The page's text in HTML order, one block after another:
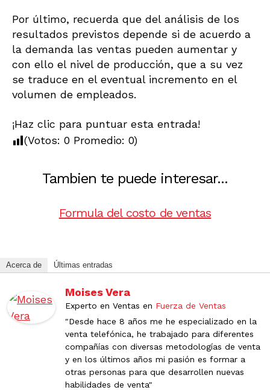
Por último, recuerda que del análisis de los
resultados previstos depende si de acuerdo a
la demanda las ventas pueden aumentar y
con ello el nivel de producción, que a su vez
se traduce en el eventual incremento en el
volumen de empleados.
¡Haz clic para puntuar esta entrada!
(Votos: 0 Promedio: 0)
Tambien te puede interesar...
Formula del costo de ventas
Acerca de Últimas entradas
Moises Vera
Experto en Ventas en Fuerza de Ventas
"Desde hace 8 años me he especializado en la
venta telefónica, he trabajado para diferentes
compañías con diversas metodologías de venta
y en los últimos años mi pasión es formar a
otras personas para que desarrollen nuevas
habilidades de venta"